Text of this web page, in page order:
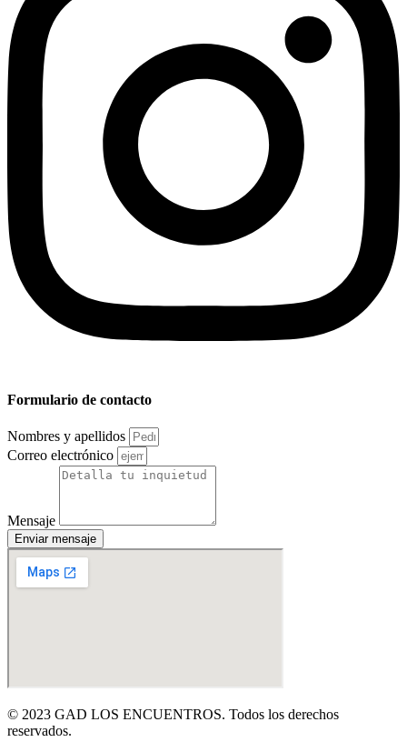
Formulario de contacto
Nombres y apellidos
Correo electrónico
Mensaje
Enviar mensaje
© 2023 GAD LOS ENCUENTROS. Todos los derechos
reservados.